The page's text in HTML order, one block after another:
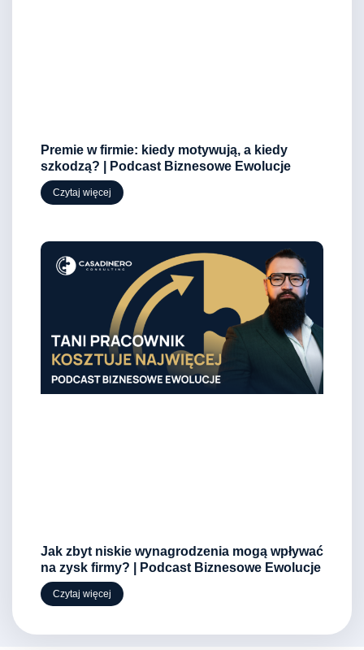
Premie w firmie: kiedy motywują, a kiedy
szkodzą? | Podcast Biznesowe Ewolucje
Czytaj więcej
Jak zbyt niskie wynagrodzenia mogą wpływać
na zysk firmy? | Podcast Biznesowe Ewolucje
Czytaj więcej